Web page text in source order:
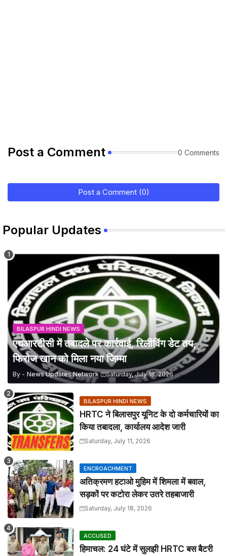
Post a Comment 0 Comments
Post a Comment (0)
Popular Updates
BILASPUR HINDI NEWS
एचआरटीसी में तबादले पर कार्रवाई, रिलीविंग डेट तय,
फिरोज खान को मिला नया जिम्मा
By - News Updates Network Saturday, July 18, 2026
BILASPUR HINDI NEWS
HRTC ने बिलासपुर यूनिट के दो कर्मचारियों का
किया तबादला, कार्यालय आदेश जारी
Saturday, July 11, 2026
ENCROACHMENT
अतिक्रमण हटाओ मुहिम में शिमला में बवाल,
सड़कों पर कटोरा लेकर उतरे तहबाजारी
Saturday, July 18, 2026
ACCUSED
हिमाचल: 24 घंटे में सुलझी HRTC बस बैटरी